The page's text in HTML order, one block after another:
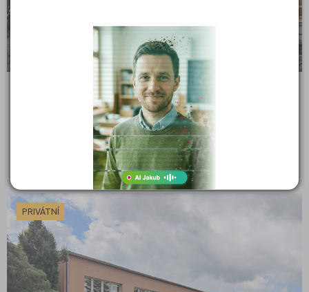
Slovanské gymnázium, Olomouc, tř. Jiřího z Poděbrad
Jiřího z Poděbrad 13, 77111 Olomouc
Ředitel: RNDr. Radim Slouka
PRIVÁTNÍ